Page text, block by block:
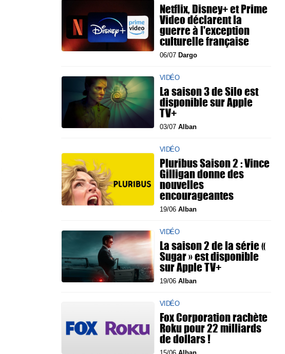
Netflix, Disney+ et Prime
Video déclarent la
guerre à l'exception
culturelle française
06/07 Dargo
VIDÉO
La saison 3 de Silo est
disponible sur Apple
TV+
03/07 Alban
VIDÉO
Pluribus Saison 2 : Vince
Gilligan donne des
nouvelles
encourageantes
19/06 Alban
VIDÉO
La saison 2 de la série «
Sugar » est disponible
sur Apple TV+
19/06 Alban
VIDÉO
Fox Corporation rachète
Roku pour 22 milliards
de dollars !